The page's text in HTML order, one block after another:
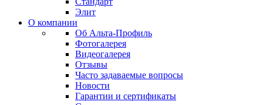
Элит
О компании
Об Альта-Профиль
Фотогалерея
Видеогалерея
Отзывы
Часто задаваемые вопросы
Новости
Гарантии и сертификаты